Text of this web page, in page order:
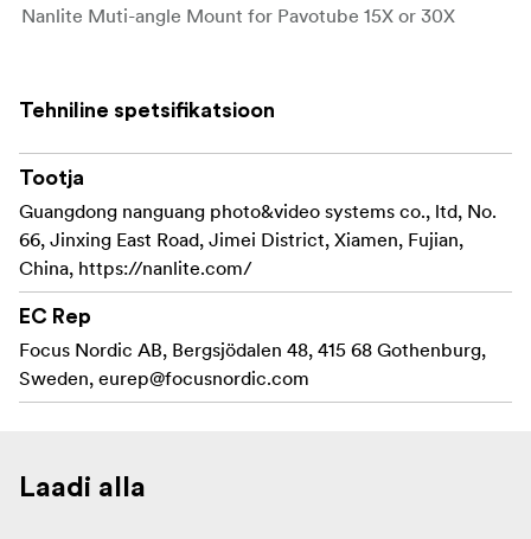
Nanlite Muti-angle Mount for Pavotube 15X or 30X
Tehniline spetsifikatsioon
Tootja
Guangdong nanguang photo&video systems co., ltd, No.
66, Jinxing East Road, Jimei District, Xiamen, Fujian,
China, https://nanlite.com/
EC Rep
Focus Nordic AB, Bergsjödalen 48, 415 68 Gothenburg,
Sweden, eurep@focusnordic.com
Laadi alla